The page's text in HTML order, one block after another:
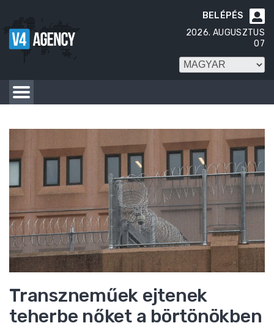

BELÉPÉS
2026. AUGUSZTUS
07
Transzneműek ejtenek
teherbe nőket a börtönökben